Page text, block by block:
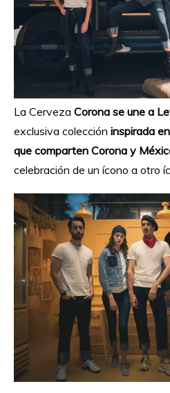
La Cerveza Corona se une a
exclusiva colección inspirada
que comparten Corona y
celebración de un ícono a otro